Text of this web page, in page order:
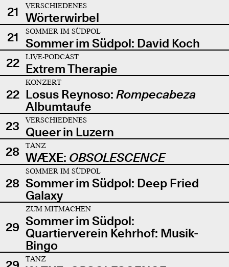
21
VERSCHIEDENES
Wörterwirbel
21
SOMMER IM SÜDPOL
Sommer im Südpol: David Koch
22
LIVE-PODCAST
Extrem Therapie
22
KONZERT
Losus Reynoso: Rompecabeza
Albumtaufe
23
VERSCHIEDENES
Queer in Luzern
28
TANZ
WÆXE: OBSOLESCENCE
28
SOMMER IM SÜDPOL
Sommer im Südpol: Deep Fried
Galaxy
29
ZUM MITMACHEN
Sommer im Südpol:
Quartierverein Kehrhof: Musik-
Bingo
TANZ